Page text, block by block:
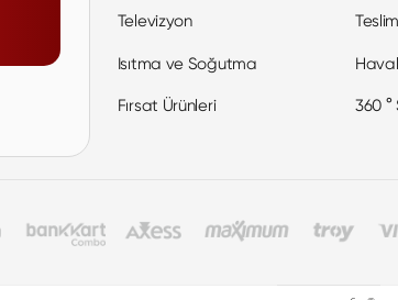
Televizyon
Isıtma ve Soğutma
Fırsat Ürünleri 360 °